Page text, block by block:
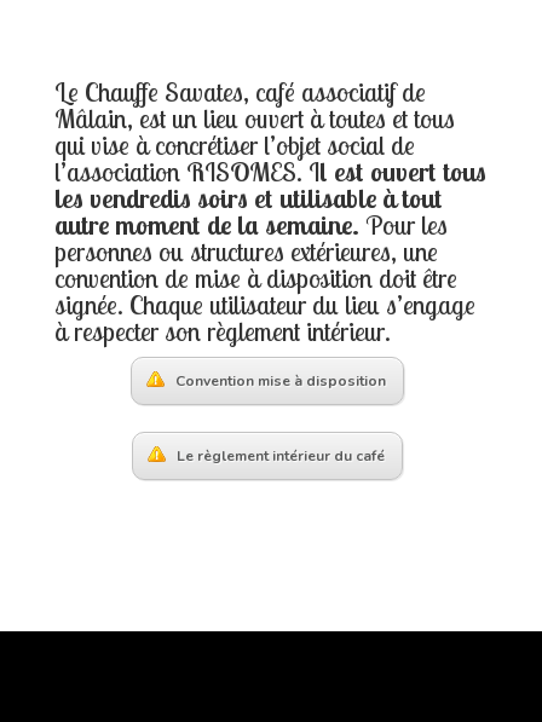
Le Chauffe Savates, café associatif de
Mâlain, est un lieu ouvert à toutes et tous
qui vise à concrétiser l’objet social de
l’association RISOMES. Il est ouvert tous
les vendredis soirs et utilisable à tout
autre moment de la semaine. Pour les
personnes ou structures extérieures, une
convention de mise à disposition doit être
signée. Chaque utilisateur du lieu s’engage
à respecter son règlement intérieur.
Convention mise à disposition
Le règlement intérieur du café